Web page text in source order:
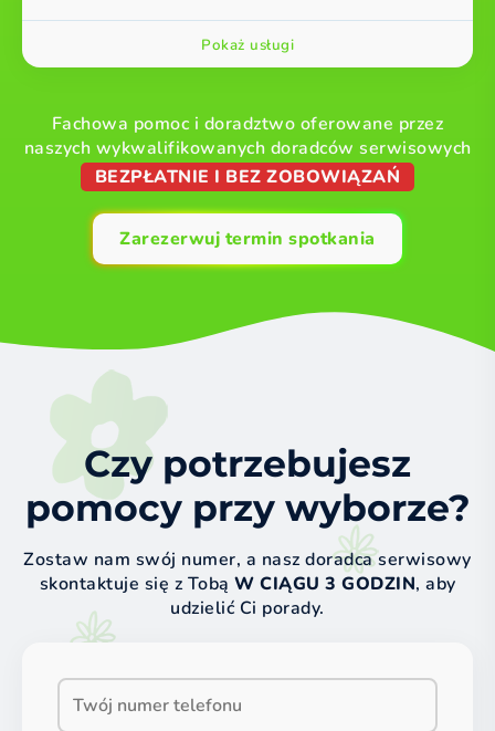
Pokaż usługi
Fachowa pomoc i doradztwo oferowane przez
naszych wykwalifikowanych doradców serwisowych
BEZPŁATNIE I BEZ ZOBOWIĄZAŃ
Zarezerwuj termin spotkania
Czy potrzebujesz
pomocy przy wyborze?
Zostaw nam swój numer, a nasz doradca serwisowy
skontaktuje się z Tobą W CIĄGU 3 GODZIN, aby
udzielić Ci porady.